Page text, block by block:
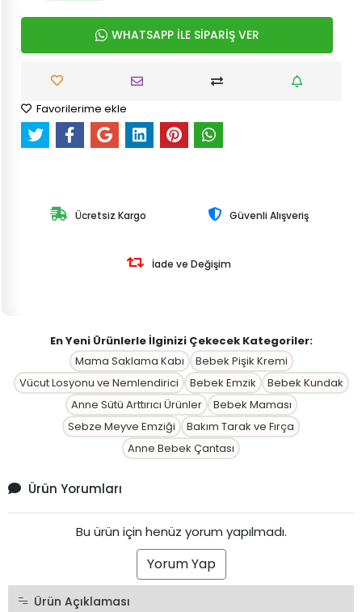
WHATSAPP İLE SİPARİŞ VER
Favorilerime ekle
Ücretsiz Kargo Güvenli Alışveriş
İade ve Değişim
En Yeni Ürünlerle İlginizi Çekecek Kategoriler:
Mama Saklama Kabı
Bebek Pişik Kremi
Vücut Losyonu ve Nemlendirici
Bebek Emzik
Bebek Kundak
Anne Sütü Arttırıcı Ürünler
Bebek Maması
Sebze Meyve Emziği
Bakım Tarak ve Fırça
Anne Bebek Çantası
Ürün Yorumları
Bu ürün için henüz yorum yapılmadı.
Yorum Yap
Ürün Açıklaması